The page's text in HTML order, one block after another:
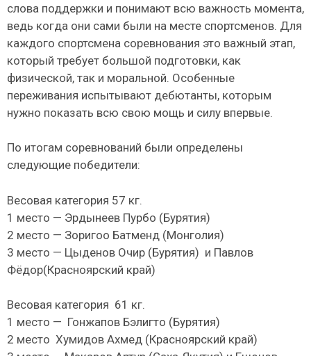
слова поддержки и понимают всю важность момента,
ведь когда они сами были на месте спортсменов. Для
каждого спортсмена соревнования это важный этап,
который требует большой подготовки, как
физической, так и моральной. Особенные
переживания испытывают дебютанты, которым
нужно показать всю свою мощь и силу впервые.
По итогам соревнований были определены
следующие победители:
Весовая категория 57 кг.
1 место — Эрдынеев Пурбо (Бурятия)
2 место — Зоригоо Батменд (Монголия)
3 место — Цыденов Очир (Бурятия) и Павлов
Фëдор(Красноярский край)
Весовая категория 61 кг.
1 место — Гонжапов Бэлигто (Бурятия)
2 место Хумидов Ахмед (Красноярский край)